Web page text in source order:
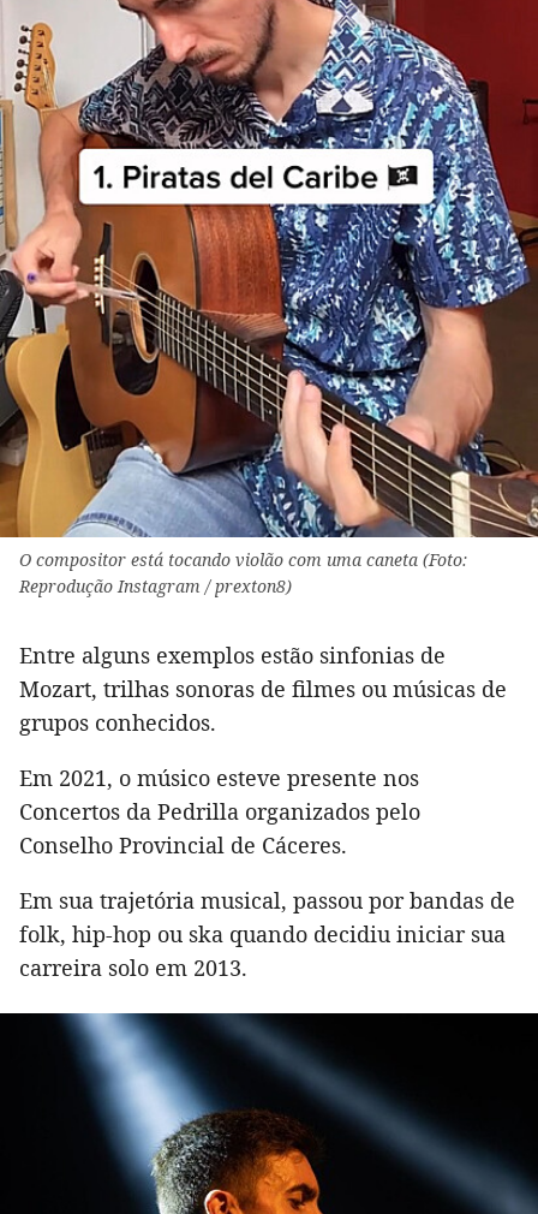
O compositor está tocando violão com uma caneta (Foto:
Reprodução Instagram / prexton8)
Entre alguns exemplos estão sinfonias de
Mozart, trilhas sonoras de filmes ou músicas de
grupos conhecidos.
Em 2021, o músico esteve presente nos
Concertos da Pedrilla organizados pelo
Conselho Provincial de Cáceres.
Em sua trajetória musical, passou por bandas de
folk, hip-hop ou ska quando decidiu iniciar sua
carreira solo em 2013.